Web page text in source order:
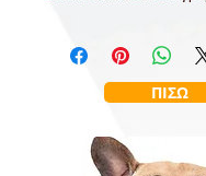
ΠΙΣΩ